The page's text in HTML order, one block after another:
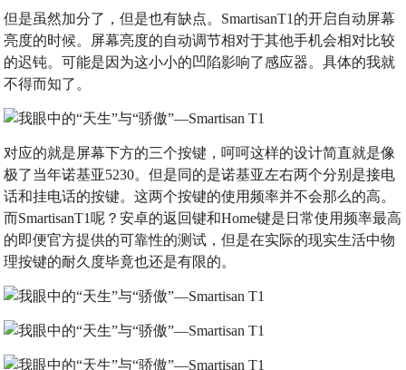
但是虽然加分了，但是也有缺点。SmartisanT1的开启自动屏幕
亮度的时候。屏幕亮度的自动调节相对于其他手机会相对比较
的迟钝。可能是因为这小小的凹陷影响了感应器。具体的我就
不得而知了。
对应的就是屏幕下方的三个按键，呵呵这样的设计简直就是像
极了当年诺基亚5230。但是同的是诺基亚左右两个分别是接电
话和挂电话的按键。这两个按键的使用频率并不会那么的高。
而SmartisanT1呢？安卓的返回键和Home键是日常使用频率最高
的即便官方提供的可靠性的测试，但是在实际的现实生活中物
理按键的耐久度毕竟也还是有限的。